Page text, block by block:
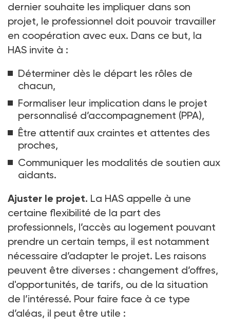
dernier souhaite les impliquer dans son
projet, le professionnel doit pouvoir travailler
en coopération avec eux. Dans ce but, la
HAS invite à :
Déterminer dès le départ les rôles de
chacun,
Formaliser leur implication dans le projet
personnalisé d’accompagnement (PPA),
Être attentif aux craintes et attentes des
proches,
Communiquer les modalités de soutien aux
aidants.
Ajuster le projet. La HAS appelle à une
certaine flexibilité de la part des
professionnels, l’accès au logement pouvant
prendre un certain temps, il est notamment
nécessaire d’adapter le projet. Les raisons
peuvent être diverses : changement d’offres,
d'opportunités, de tarifs, ou de la situation
de l’intéressé. Pour faire face à ce type
d’aléas, il peut être utile :